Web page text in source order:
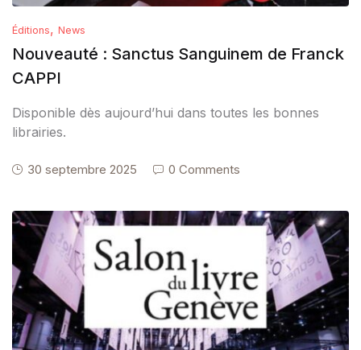
Éditions, News
Nouveauté : Sanctus Sanguinem de Franck
CAPPI
Disponible dès aujourd’hui dans toutes les bonnes
librairies.
30 septembre 2025 0 Comments